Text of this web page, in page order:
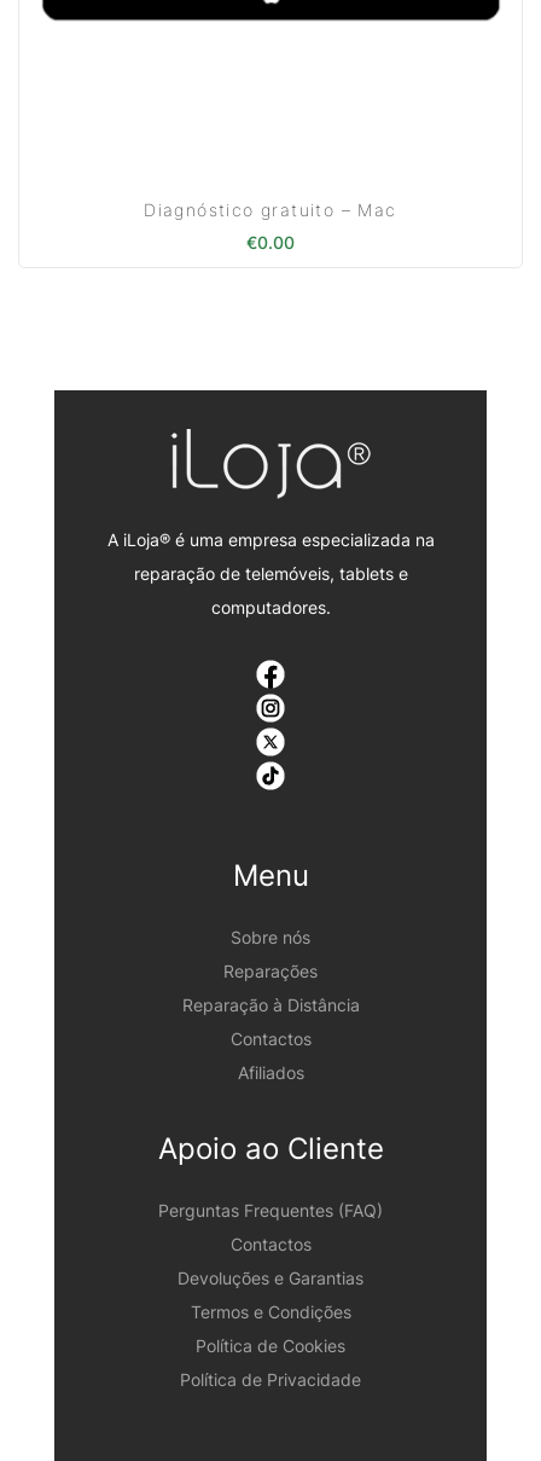
Diagnóstico gratuito – Mac
€0.00
A iLoja® é uma empresa especializada na
reparação de telemóveis, tablets e
computadores.
Menu
Sobre nós
Reparações
Reparação à Distância
Contactos
Afiliados
Apoio ao Cliente
Perguntas Frequentes (FAQ)
Contactos
Devoluções e Garantias
Termos e Condições
Política de Cookies
Política de Privacidade